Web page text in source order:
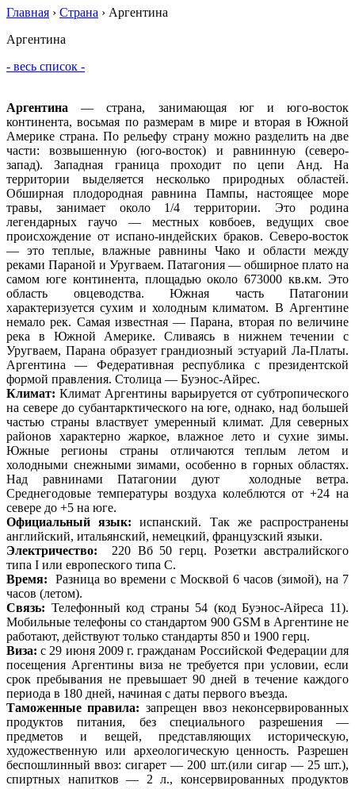
Главная › Страна › Аргентина
Аргентина
- весь список -
Аргентина — страна, занимающая юг и юго-восток
континента, восьмая по размерам в мире и вторая в Южной
Америке страна. По рельефу страну можно разделить на две
части: возвышенную (юго-восток) и равнинную (северо-
запад). Западная граница проходит по цепи Анд. На
территории выделяется несколько природных областей.
Обширная плодородная равнина Пампы, настоящее море
травы, занимает около 1/4 территории. Это родина
легендарных гаучо — местных ковбоев, ведущих свое
происхождение от испано-индейских браков. Северо-восток
— это теплые, влажные равнины Чако и области между
реками Параной и Уругваем. Патагония — обширное плато на
самом юге континента, площадью около 673000 кв.км. Это
область овцеводства. Южная часть Патагонии
характеризуется сухим и холодным климатом. В Аргентине
немало рек. Самая известная — Парана, вторая по величине
река в Южной Америке. Сливаясь в нижнем течении с
Уругваем, Парана образует грандиозный эстуарий Ла-Платы.
Аргентина — Федеративная республика с президентской
формой правления. Столица — Буэнос-Айрес.
Климат: Климат Аргентины варьируется от субтропического
на севере до субантарктического на юге, однако, над большей
частью страны властвует умеренный климат. Для северных
районов характерно жаркое, влажное лето и сухие зимы.
Южные регионы страны отличаются теплым летом и
холодными снежными зимами, особенно в горных областях.
Над равнинами Патагонии дуют холодные ветра.
Среднегодовые температуры воздуха колеблются от +24 на
севере до +5 на юге.
Официальный язык: испанский. Так же распространены
английский, итальянский, немецкий, французский языки.
Электричество:
220 Вб 50 герц. Розетки австралийского
типа I или европеского типа C.
Время:
Разница во времени с Москвой 6 часов (зимой), на 7
часов (летом).
Связь: Телефонный код страны 54 (код Буэнос-Айреса 11).
Мобильные телефоны со стандартом 900 GSM в Аргентине не
работают, действуют только стандарты 850 и 1900 герц.
Виза: с 29 июня 2009 г. гражданам Российской Федерации для
посещения Аргентины виза не требуется при условии, если
срок пребывания не превышает 90 дней в течение каждого
периода в 180 дней, начиная с даты первого въезда.
Таможенные правила: запрещен ввоз неконсервированных
продуктов питания, без специального разрешения —
предметов и вещей, представляющих историческую,
художественную или археологическую ценность. Разрешен
беспошлинный ввоз: сигарет — 200 шт.(или сигар — 25 шт.),
спиртных напитков — 2 л., консервированных продуктов